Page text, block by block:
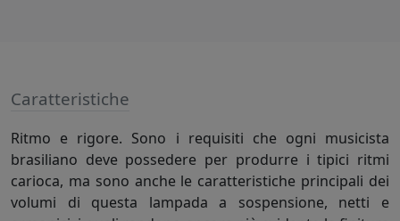
Caratteristiche
Ritmo e rigore. Sono i requisiti che ogni musicista
brasiliano deve possedere per produrre i tipici ritmi
carioca, ma sono anche le caratteristiche principali dei
volumi di questa lampada a sospensione, netti e